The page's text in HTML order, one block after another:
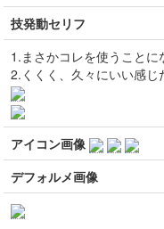
技発動セリフ
1.まさかコレを使うことに
2.くくく、久々にいい感じ
アイコン画像
デフォルメ画像